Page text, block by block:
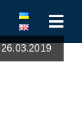
26.03.2019